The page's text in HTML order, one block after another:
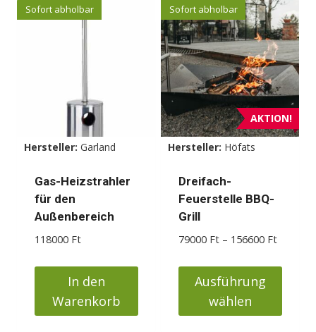
Sofort abholbar
Hersteller: Garland
Gas-Heizstrahler
für den
Außenbereich
118000 Ft
In den
Warenkorb
AKTION!
Sofort abholbar
Hersteller: Höfats
Dreifach-
Feuerstelle BBQ-
Grill
79000 Ft – 156600 Ft
bis
Ausführung
wählen